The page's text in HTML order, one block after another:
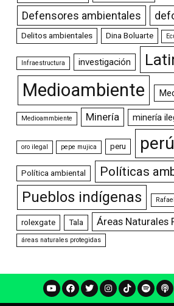
Defensores ambientales
Delitos ambientales Dina Boluarte
Infraestructura investigación
Medioambiente
Medioammbiente Minería minería
oro ilegal pepe mujica peru perú
Política ambiental Políticas
Pueblos indígenas
rolexgate Tala Áreas Naturales
áreas naturales protegidas